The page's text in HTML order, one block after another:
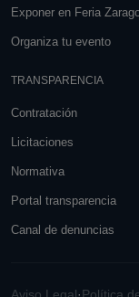
Exponer en Feria
Organiza tu evento
TRANSPARENCIA
Contratación
Licitaciones
Normativa
Portal transparencia
Canal de denuncias